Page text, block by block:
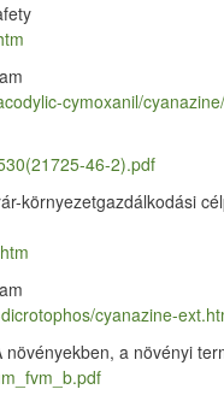
cymoxanil/
46-2).pdf
cyanazine-
a növényi